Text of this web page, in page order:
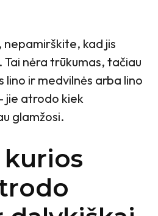
nepamirškite, kad jis
nėra trūkumas, tačiau
lino ir medvilnės arba lino
jie atrodo kiek
glamžosi.
kurios